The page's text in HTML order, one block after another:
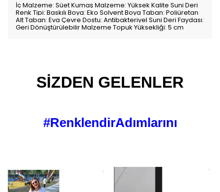
İç Malzeme: Süet Kumaş Malzeme: Yüksek Kalite Suni Deri
Renk Tipi: Baskılı Boya: Eko Solvent Boya Taban: Poliüretan
Alt Taban: Eva Çevre Dostu: Antibakteriyel Suni Deri Faydası:
Geri Dönüştürülebilir Malzeme Topuk Yüksekliği: 5 cm
SİZDEN GELENLER
#RenklendirAdımlarını